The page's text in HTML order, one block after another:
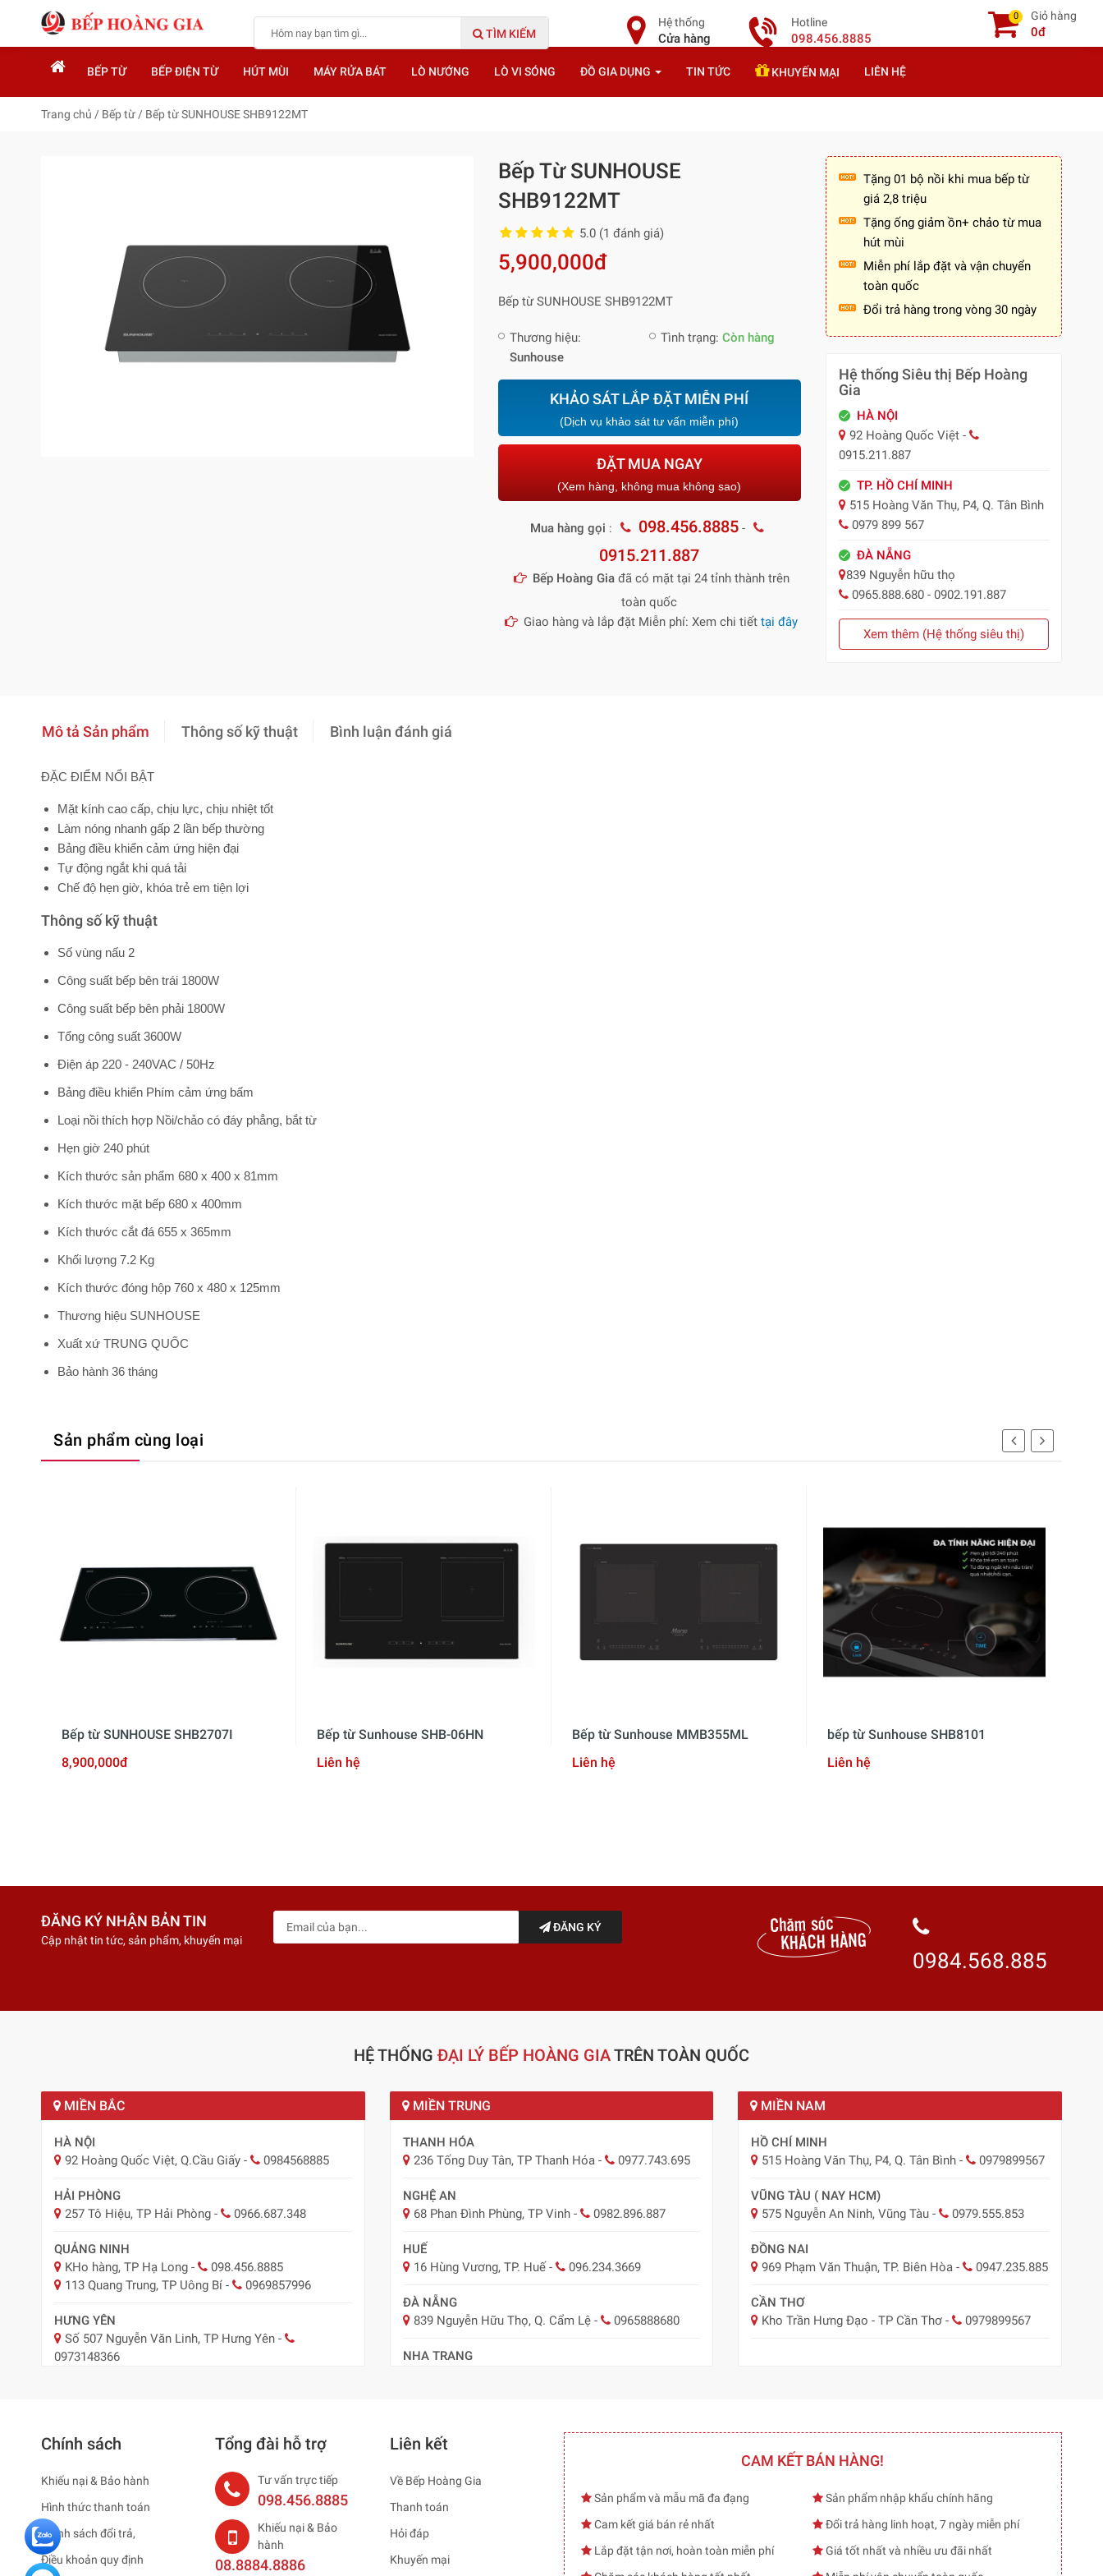
TÌM KIẾM
Hotline
098.456.8885
Hệ thống
Cửa hàng
0 Giỏ hàng
0đ
BẾP TỪ BẾP ĐIỆN TỪ HÚT MÙI MÁY RỬA BÁT LÒ NƯỚNG LÒ VI SÓNG ĐỒ GIA DỤNG TIN TỨC KHUYẾN MẠI LIÊN HỆ
Trang chủ / Bếp từ / Bếp từ SUNHOUSE SHB9122MT
Bếp Từ SUNHOUSE
SHB9122MT
5.0 (1 đánh giá)
5,900,000đ
Bếp từ SUNHOUSE SHB9122MT
Thương hiệu:
Sunhouse
Tình trạng:Còn hàng
KHẢO SÁT LẮP ĐẶT MIỄN PHÍ
(Dịch vụ khảo sát tư vấn miễn phí)
ĐẶT MUA NGAY
(Xem hàng, không mua không sao)
Mua hàng gọi : 098.456.8885 -
0915.211.887
Bếp Hoàng Giađã có mặt tại 24 tỉnh thành trên
toàn quốc
Giao hàng và lắp đặt Miễn phí: Xem chi tiếttại đây
Tặng 01 bộ nồi khi mua bếp từ
giá 2,8 triệu
Tặng ống giảm ồn+ chảo từ mua
hút mùi
Miễn phí lắp đặt và vận chuyển
toàn quốc
Đổi trả hàng trong vòng 30 ngày
Hệ thống Siêu thị Bếp Hoàng
Gia
HÀ NỘI
92 Hoàng Quốc Việt -
0915.211.887
TP. HỒ CHÍ MINH
515 Hoàng Văn Thụ, P4, Q. Tân Bình
0979 899 567
ĐÀ NẴNG
839 Nguyễn hữu thọ
0965.888.680 - 0902.191.887
Xem thêm (Hệ thống siêu thị)
Mô tả Sản phẩm Thông số kỹ thuật Bình luận đánh giá
ĐẶC ĐIỂM NỔI BẬT
Mặt kính cao cấp, chịu lực, chịu nhiệt tốt
Làm nóng nhanh gấp 2 lần bếp thường
Bảng điều khiển cảm ứng hiện đại
Tự động ngắt khi quá tải
Chế độ hẹn giờ, khóa trẻ em tiện lợi
Thông số kỹ thuật
Số vùng nấu 2
Công suất bếp bên trái 1800W
Công suất bếp bên phải 1800W
Tổng công suất 3600W
Điện áp 220 - 240VAC / 50Hz
Bảng điều khiển Phím cảm ứng bấm
Loại nồi thích hợp Nồi/chảo có đáy phẳng, bắt từ
Hẹn giờ 240 phút
Kích thước sản phẩm 680 x 400 x 81mm
Kích thước mặt bếp 680 x 400mm
Kích thước cắt đá 655 x 365mm
Khối lượng 7.2 Kg
Kích thước đóng hộp 760 x 480 x 125mm
Thương hiệu SUNHOUSE
Xuất xứ TRUNG QUỐC
Bảo hành 36 tháng
Sản phẩm cùng loại
Bếp từ SUNHOUSE SHB2707I
8,900,000đ
Bếp từ Sunhouse SHB-06HN
Liên hệ
Bếp từ Sunhouse MMB355ML
Liên hệ
bếp từ Sunhouse SHB8101
Liên hệ
ĐĂNG KÝ NHẬN BẢN TIN
Cập nhật tin tức, sản phẩm, khuyến mại
ĐĂNG KÝ
0984.568.885
HỆ THỐNG ĐẠI LÝ BẾP HOÀNG GIATRÊN TOÀN QUỐC
MIỀN BẮC
HÀ NỘI
92 Hoàng Quốc Việt, Q.Cầu Giấy - 0984568885
HẢI PHÒNG
257 Tô Hiệu, TP Hải Phòng - 0966.687.348
QUẢNG NINH
KHo hàng, TP Hạ Long -
098.456.8885
113 Quang Trung, TP Uông Bí - 0969857996
HƯNG YÊN
Số 507 Nguyễn Văn Linh, TP Hưng Yên -
0973148366
NAM ĐỊNH
HẢI DƯƠNG ( NAY HẢI PHÒNG )
75 Thống Nhất, TP. Hải Dương-
HÀ NAM
95 Lê Công Thanh, TP Phủ Lý- 0979 795 483
MIỀN TRUNG
THANH HÓA
236 Tống Duy Tân, TP Thanh Hóa- 0977.743.695
NGHỆ AN
68 Phan Đình Phùng, TP Vinh- 0982.896.887
HUẾ
16 Hùng Vương, TP. Huế- 096.234.3669
ĐÀ NẴNG
839 Nguyễn Hữu Thọ, Q. Cẩm Lệ- 0965888680
NHA TRANG
MIỀN NAM
HỒ CHÍ MINH
515 Hoàng Văn Thụ, P4, Q. Tân Bình - 0979899567
VŨNG TÀU ( NAY HCM)
575 Nguyễn An Ninh, Vũng Tàu - 0979.555.853
ĐỒNG NAI
969 Phạm Văn Thuận, TP. Biên Hòa - 0947.235.885
CẦN THƠ
Kho Trần Hưng Đạo - TP Cần Thơ - 0979899567
Chính sách
Khiếu nại & Bảo hành
Hình thức thanh toán
Chính sách đổi trả,
Điều khoản quy định
Tổng đài hỗ trợ
Tư vấn trực tiếp
098.456.8885
Khiếu nại & Bảo
hành
08.8884.8886
Liên kết
Về Bếp Hoàng Gia
Thanh toán
Hỏi đáp
Khuyến mại
CAM KẾT BÁN HÀNG!
Sản phẩm và mẫu mã đa đạng
Sản phẩm nhập khẩu chính hãng
Cam kết giá bán rẻ nhất
Đổi trả hàng linh hoạt, 7 ngày miễn phí
Lắp đặt tận nơi, hoàn toàn miễn phí
Giá tốt nhất và nhiều ưu đãi nhất